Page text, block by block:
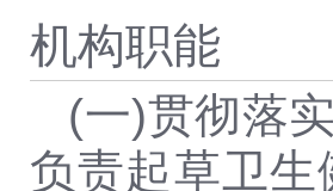
机构职能
(一)贯彻落
负责起草卫